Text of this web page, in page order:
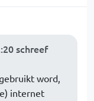
schreef
word,
internet